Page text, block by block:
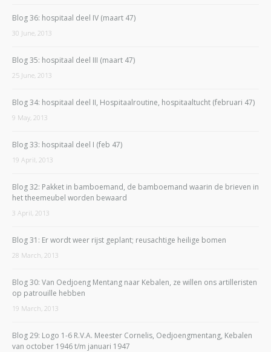
Blog 36: hospitaal deel IV (maart 47)
30 June, 2013
Blog 35: hospitaal deel III (maart 47)
25 June, 2013
Blog 34: hospitaal deel II, Hospitaalroutine, hospitaaltucht (februari 47)
9 May, 2013
Blog 33: hospitaal deel I (feb 47)
19 April, 2013
Blog 32: Pakket in bamboemand, de bamboemand waarin de brieven in
het theemeubel worden bewaard
3 April, 2013
Blog 31: Er wordt weer rijst geplant; reusachtige heilige bomen
28 March, 2013
Blog 30: Van Oedjoeng Mentang naar Kebalen, ze willen ons artilleristen
op patrouille hebben
19 March, 2013
Blog 29: Logo 1-6 R.V.A. Meester Cornelis, Oedjoengmentang, Kebalen
van october 1946 t/m januari 1947